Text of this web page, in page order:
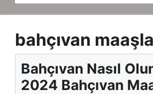
bahçıvan
Bahçıvan Nasıl
2024 Bahçıvan